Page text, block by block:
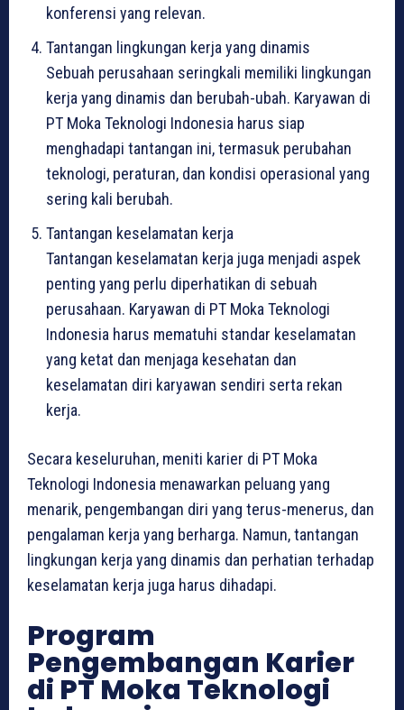
konferensi yang relevan.
Tantangan lingkungan kerja yang dinamis
Sebuah perusahaan seringkali memiliki lingkungan
kerja yang dinamis dan berubah-ubah. Karyawan di
PT Moka Teknologi Indonesia harus siap
menghadapi tantangan ini, termasuk perubahan
teknologi, peraturan, dan kondisi operasional yang
sering kali berubah.
Tantangan keselamatan kerja
Tantangan keselamatan kerja juga menjadi aspek
penting yang perlu diperhatikan di sebuah
perusahaan. Karyawan di PT Moka Teknologi
Indonesia harus mematuhi standar keselamatan
yang ketat dan menjaga kesehatan dan
keselamatan diri karyawan sendiri serta rekan
kerja.
Secara keseluruhan, meniti karier di PT Moka
Teknologi Indonesia menawarkan peluang yang
menarik, pengembangan diri yang terus-menerus, dan
pengalaman kerja yang berharga. Namun, tantangan
lingkungan kerja yang dinamis dan perhatian terhadap
keselamatan kerja juga harus dihadapi.
Program
Pengembangan Karier
di PT Moka Teknologi